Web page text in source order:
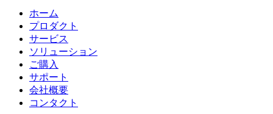
ホーム
プロダクト
サービス
ソリューション
ご購入
サポート
会社概要
コンタクト